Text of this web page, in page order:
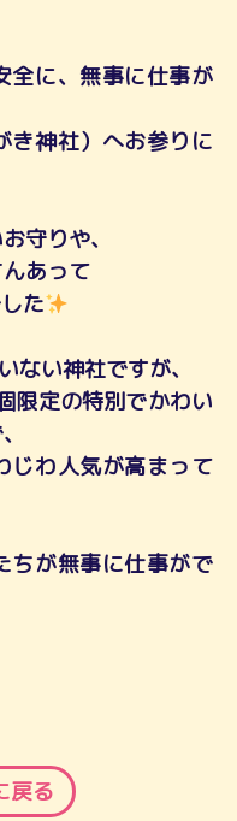
全に、無事に仕事が
き神社）へお参りに
守りや、
あって
た
ない神社ですが、
限定の特別でかわい
じわ人気が高まって
ちが無事に仕事がで
戻る